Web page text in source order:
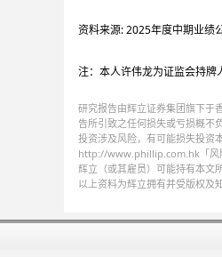
资料来源: 2025年度中期业绩
注：本人许伟龙为证监会持牌
研究报告由辉立证券集团旗下于
告所引致之任何损失或亏损概不
投资涉及风险，有可能损失投资
http://www.phillip.com.hk「风
辉立（或其雇员）可能持有本文
以上资料为辉立拥有并受版权及